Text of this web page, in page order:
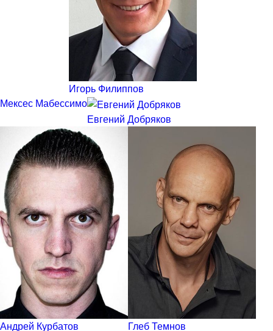
Игорь Филиппов
Мексес Мабессимо
Евгений Добряков
Андрей Курбатов Глеб Темнов